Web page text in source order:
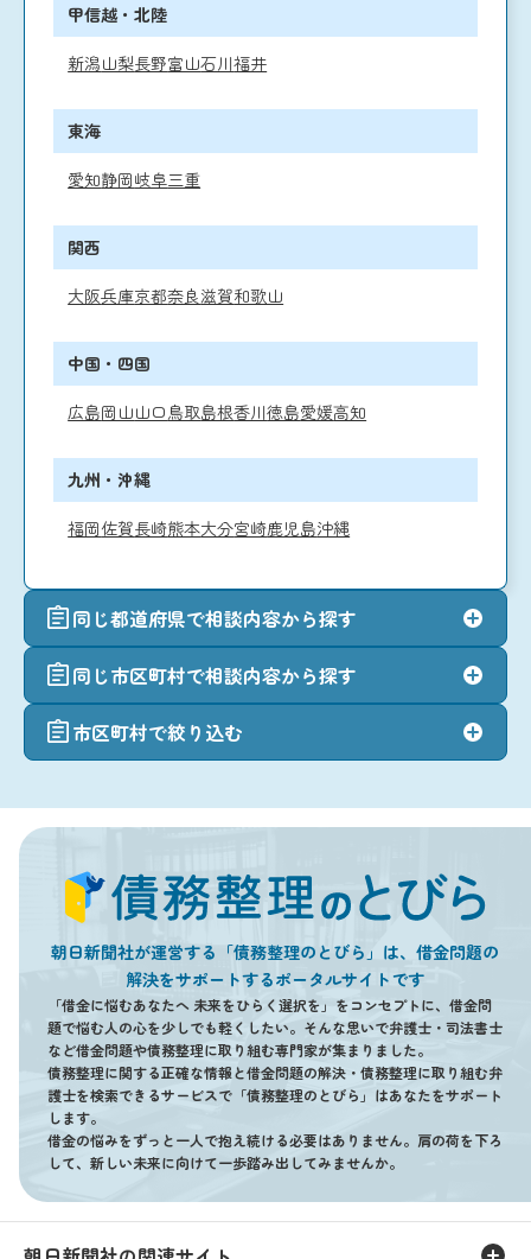
甲信越・北陸
新潟山梨長野富山石川福井
東海
愛知静岡岐阜三重
関西
大阪兵庫京都奈良滋賀和歌山
中国・四国
広島岡山山口鳥取島根香川徳島愛媛高知
九州・沖縄
福岡佐賀長崎熊本大分宮崎鹿児島沖縄
同じ都道府県で相談内容から探す
同じ市区町村で相談内容から探す
市区町村で絞り込む
朝日新聞社が運営する「債務整理のとびら」は、借金問題の
解決をサポートするポータルサイトです
「借金に悩むあなたへ 未来をひらく選択を」をコンセプトに、借金問
題で悩む人の心を少しでも軽くしたい。そんな思いで弁護士・司法書士
など借金問題や債務整理に取り組む専門家が集まりました。
債務整理に関する正確な情報と借金問題の解決・債務整理に取り組む弁
護士を検索できるサービスで「債務整理のとびら」はあなたをサポート
します。
借金の悩みをずっと一人で抱え続ける必要はありません。肩の荷を下ろ
して、新しい未来に向けて一歩踏み出してみませんか。